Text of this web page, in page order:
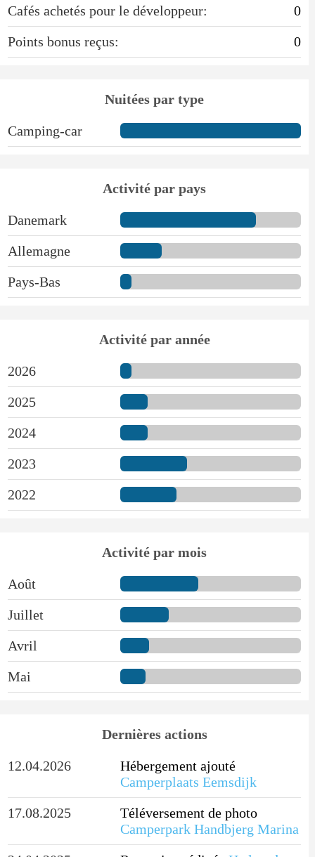
Cafés achetés pour le développeur:
0
Points bonus reçus:
0
Nuitées par type
Camping-car
Activité par pays
Danemark
Allemagne
Pays-Bas
Activité par année
2026
2025
2024
2023
2022
Activité par mois
Août
Juillet
Avril
Mai
Dernières actions
12.04.2026
Hébergement ajouté
Camperplaats Eemsdijk
17.08.2025
Téléversement de photo
Camperpark Handbjerg Marina